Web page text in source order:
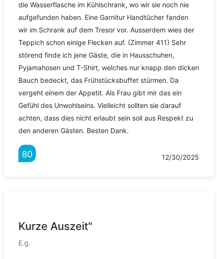
die Wasserflasche im Kühlschrank, wo wir sie noch nie
aufgefunden haben. Eine Garnitur Handtücher fanden
wir im Schrank auf dem Tresor vor. Ausserdem wies der
Teppich schon einige Flecken auf. (Zimmer 411) Sehr
störend finde ich jene Gäste, die in Hausschuhen,
Pyjamahosen und T-Shirt, welches nur knapp den dicken
Bauch bedeckt, das Frühstücksbuffet stürmen. Da
vergeht einem der Appetit. Als Frau gibt mir das ein
Gefühl des Unwohlseins. Vielleicht sollten sie darauf
achten, dass dies nicht erlaubt sein soll aus Respekt zu
den anderen Gästen. Besten Dank.
80 12/30/2025
Kurze Auszeit"
E.g.